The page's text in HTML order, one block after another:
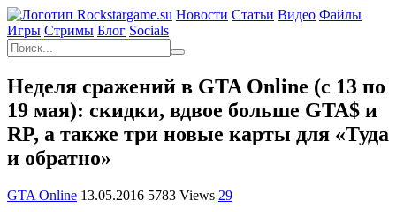
Новости Статьи Видео Файлы
Игры Cтримы Блог Socials
Неделя сражений в GTA Online (с 13 по
19 мая): скидки, вдвое больше GTA$ и
RP, а также три новые карты для «Туда
и обратно»
GTA Online 13.05.2016 5783 Views 29